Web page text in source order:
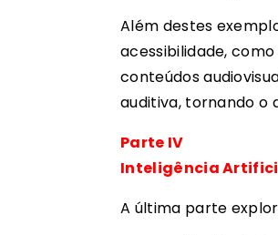
Além destes
acessibilidade,
conteúdos
auditiva, tornando o
Parte IV
Inteligência
A última parte